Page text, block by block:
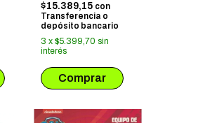
$15.389,15 con
Transferencia o
depósito bancario
3 x $5.399,70 sin
interés